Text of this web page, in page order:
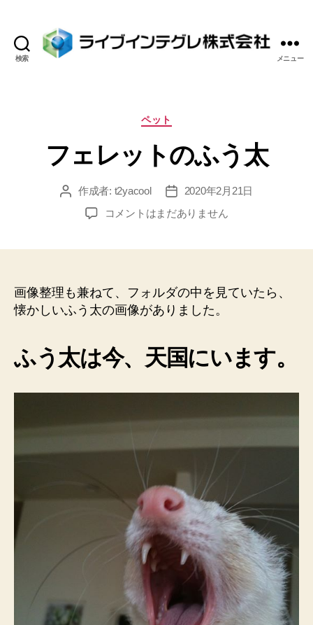
検索
イ
テ
グ
株
式
メニュー
カ
ゴ
リ
ペット
フェレットのふう太
投 作成者: t2yacool
投
稿
2020年2月21日
フ
の
ふ
へ
の
コメントはまだありません
画像整理も兼ねて、フォルダの中を見ていたら、
懐かしいふう太の画像がありました。
ふう太は今、天国にいます。